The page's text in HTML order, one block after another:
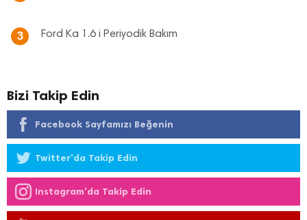
3 Ford Ka 1.6 i Periyodik Bakım
Bizi Takip Edin
Facebook Sayfamızı Beğenin
Twitter'da Takip Edin
Instagram'da Takip Edin